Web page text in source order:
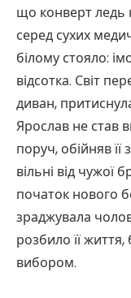
що конверт ледь
серед сухих
білому стояло:
відсотка. Світ
диван,
Ярослав не став
поруч, обійняв її
вільні від чужої
початок нового
зраджувала
розбило її життя,
вибором.